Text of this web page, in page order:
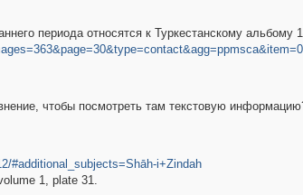
периода относятся к Туркестанскому альбому
чтобы посмотреть там текстовую
#additional_subjects=Shāh-i+Zindah
1, plate 31.